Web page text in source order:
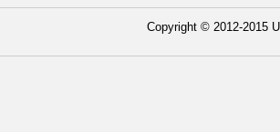
Copyright © 2012-2015